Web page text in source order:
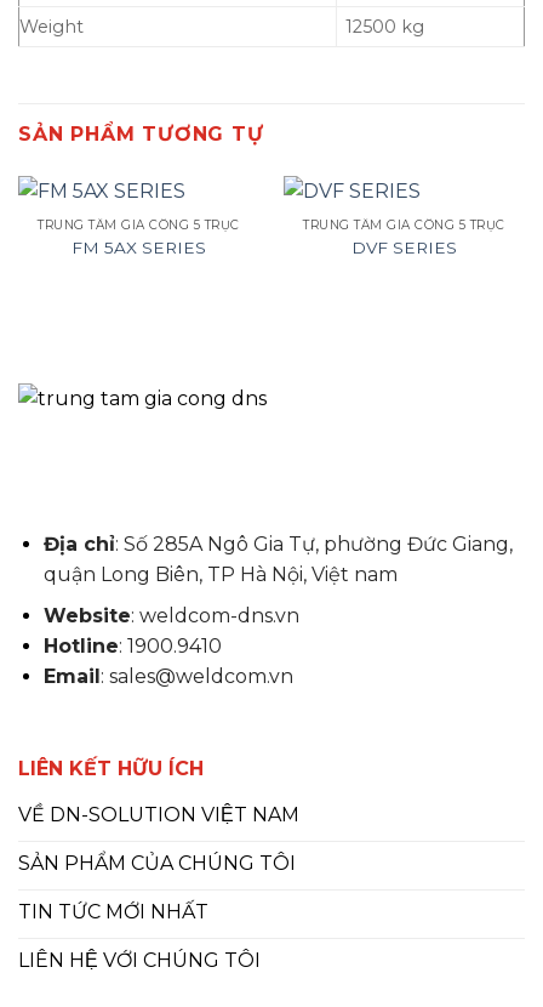
Weight
12500 kg
SẢN PHẨM TƯƠNG TỰ
TRUNG TÂM GIA CÔNG 5 TRỤC
FM 5AX SERIES
TRUNG TÂM GIA CÔNG 5 TRỤC
DVF SERIES
Địa chỉ: Số 285A Ngô Gia Tự, phường Đức Giang,
quận Long Biên, TP Hà Nội, Việt nam
Website: weldcom-dns.vn
Hotline: 1900.9410
Email : sales@weldcom.vn
LIÊN KẾT HỮU ÍCH
VỀ DN-SOLUTION VIỆT NAM
SẢN PHẨM CỦA CHÚNG TÔI
TIN TỨC MỚI NHẤT
LIÊN HỆ VỚI CHÚNG TÔI